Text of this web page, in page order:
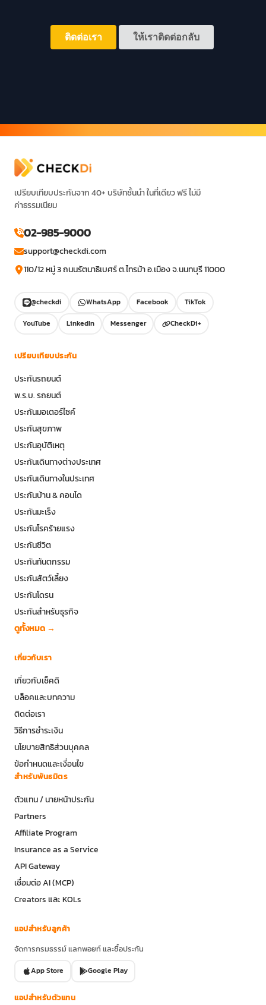
ติดต่อเรา ให้เราติดต่อกลับ
เปรียบเทียบประกันจาก 40+ บริษัทชั้นนำ ในที่เดียว ฟรี ไม่มี
ค่าธรรมเนียม
02-985-9000
support@checkdi.com
110/12 หมู่ 3 ถนนรัตนาธิเบศร์ ต.ไทรม้า อ.เมือง จ.นนทบุรี 11000
@checkdi WhatsApp Facebook
TikTok
YouTube
LinkedIn Messenger CheckDi+
เปรียบเทียบประกัน
ประกันรถยนต์
พ.ร.บ. รถยนต์
ประกันมอเตอร์ไซค์
ประกันสุขภาพ
ประกันอุบัติเหตุ
ประกันเดินทางต่างประเทศ
ประกันเดินทางในประเทศ
ประกันบ้าน & คอนโด
ประกันมะเร็ง
ประกันโรคร้ายแรง
ประกันชีวิต
ประกันทันตกรรม
ประกันสัตว์เลี้ยง
ประกันโดรน
ประกันสำหรับธุรกิจ
ดูทั้งหมด →
เกี่ยวกับเรา
เกี่ยวกับเช็คดิ
บล็อคและบทความ
ติดต่อเรา
วิธีการชำระเงิน
นโยบายสิทธิส่วนบุคคล
ข้อกำหนดและเงื่อนไข
สำหรับพันธมิตร
ตัวแทน / นายหน้าประกัน
Partners
Affiliate Program
Insurance as a Service
API Gateway
เชื่อมต่อ AI (MCP)
Creators และ KOLs
แอปสำหรับลูกค้า
จัดการกรมธรรม์ แลกพอยท์ และซื้อประกัน
App Store Google Play
แอปสำหรับตัวแทน